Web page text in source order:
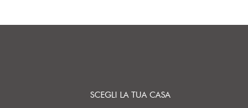
SCEGLI LA TUA CASA